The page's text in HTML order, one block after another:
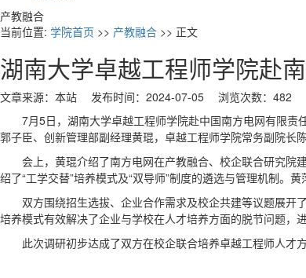
产教融合
当前位置: 学院首页 >> 产教融合 >> 正文
湖南大学卓越工程师学院赴
文章来源：本站 发布时间：2024-07-05 浏览次数： 482
7月5日，湖南大学卓越工程师学院赴中国南方电网有限
郭子臣、创新管理部副经理黄琨，卓越工程师学院常务副院长
会上，黄琨介绍了南方电网在产教融合、校企联合研究院
绍了“工学交替”培养模式及“双导师”制度的遴选与管理机制。
双方围绕招生选拔、企业合作需求及校企共建等议题展
培养模式有效解决了企业与学校在人才培养方面的脱节问题，
此次调研初步达成了双方在校企联合培养卓越工程师人才